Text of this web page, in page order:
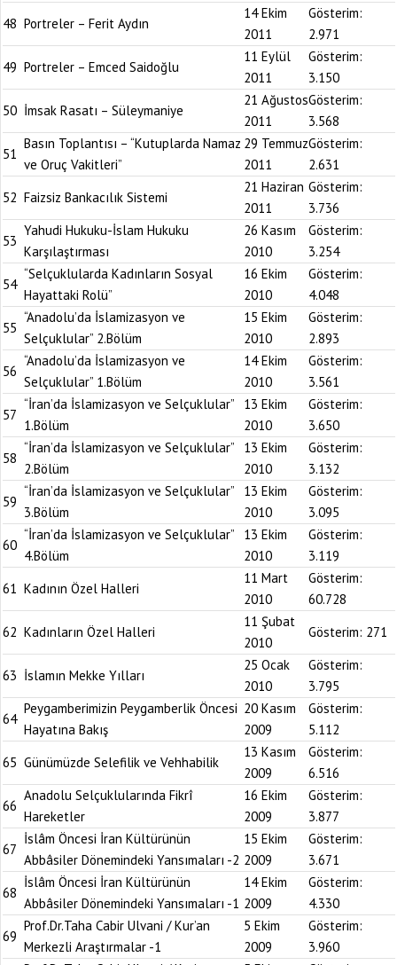
48 Portreler – Ferit Aydın
14 Ekim
2011
Gösterim:
2.971
49 Portreler – Emced Saidoğlu
11 Eylül
2011
Gösterim:
3.150
50 İmsak Rasatı – Süleymaniye
21 Ağustos
2011
Gösterim:
3.568
51
Basın Toplantısı – “Kutuplarda Namaz
ve Oruç Vakitleri”
29 Temmuz
2011
Gösterim:
2.631
52 Faizsiz Bankacılık Sistemi
21 Haziran
2011
Gösterim:
3.736
53
Yahudi Hukuku-İslam Hukuku
Karşılaştırması
26 Kasım
2010
Gösterim:
3.254
54
“Selçuklularda Kadınların Sosyal
Hayattaki Rolü”
16 Ekim
2010
Gösterim:
4.048
55
“Anadolu’da İslamizasyon ve
Selçuklular” 2.Bölüm
15 Ekim
2010
Gösterim:
2.893
56
“Anadolu’da İslamizasyon ve
Selçuklular” 1.Bölüm
14 Ekim
2010
Gösterim:
3.561
57
“İran’da İslamizasyon ve Selçuklular”
1.Bölüm
13 Ekim
2010
Gösterim:
3.650
58
“İran’da İslamizasyon ve Selçuklular”
2.Bölüm
13 Ekim
2010
Gösterim:
3.132
59
“İran’da İslamizasyon ve Selçuklular”
3.Bölüm
13 Ekim
2010
Gösterim:
3.095
60
“İran’da İslamizasyon ve Selçuklular”
4.Bölüm
13 Ekim
2010
Gösterim:
3.119
61 Kadının Özel Halleri
11 Mart
2010
Gösterim:
60.728
62 Kadınların Özel Halleri
11 Şubat
2010
Gösterim: 271
63 İslamın Mekke Yılları
25 Ocak
2010
Gösterim:
3.795
64
Peygamberimizin Peygamberlik Öncesi
Hayatına Bakış
20 Kasım
2009
Gösterim:
5.112
65 Günümüzde Selefilik ve Vehhabilik
13 Kasım
2009
Gösterim:
6.516
66
Anadolu Selçuklularında Fikrî
Hareketler
16 Ekim
2009
Gösterim:
3.877
67
İslâm Öncesi İran Kültürünün
Abbâsiler Dönemindeki Yansımaları -2
15 Ekim
2009
Gösterim:
3.671
68
İslâm Öncesi İran Kültürünün
Abbâsiler Dönemindeki Yansımaları -1
14 Ekim
2009
Gösterim:
4.330
69
Prof.Dr.Taha Cabir Ulvani / Kur’an
Merkezli Araştırmalar -1
5 Ekim
2009
Gösterim:
3.960